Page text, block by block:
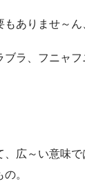
ありませ～ん
ブラ、フニャ
、広～い意味で
。